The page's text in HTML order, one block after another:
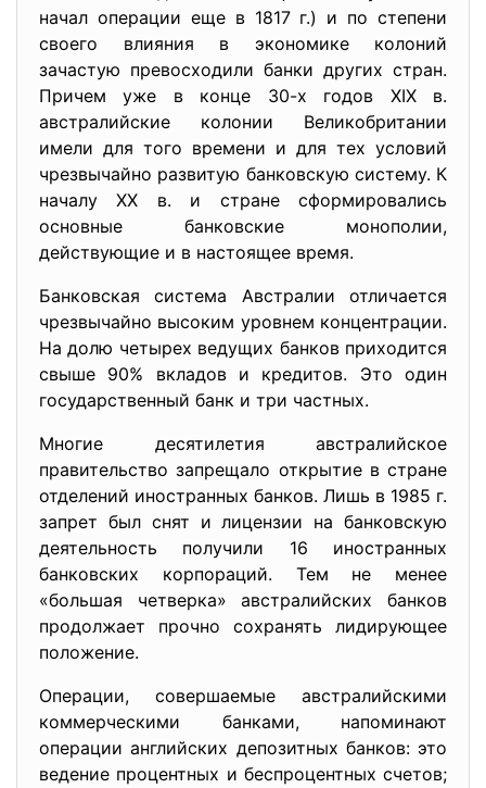
начал операции еще в 1817 г.) и по степени
своего влияния в экономике колоний
зачастую превосходили банки других стран.
Причем уже в конце 30-х годов XIX в.
австралийские колонии Великобритании
имели для того времени и для тех условий
чрезвычайно развитую банковскую систему. К
началу XX в. и стране сформировались
основные банковские монополии,
действующие и в настоящее время.
Банковская система Австралии отличается
чрезвычайно высоким уровнем концентрации.
На долю четырех ведущих банков приходится
свыше 90% вкладов и кредитов. Это один
государственный банк и три частных.
Многие десятилетия австралийское
правительство запрещало открытие в стране
отделений иностранных банков. Лишь в 1985 г.
запрет был снят и лицензии на банковскую
деятельность получили 16 иностранных
банковских корпораций. Тем не менее
«большая четверка» австралийских банков
продолжает прочно сохранять лидирующее
положение.
Операции, совершаемые австралийскими
коммерческими банками, напоминают
операции английских депозитных банков: это
ведение процентных и беспроцентных счетов;